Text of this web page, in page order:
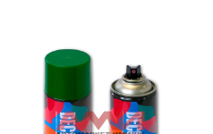
БЫСТРЫЙ ПРОСМОТР